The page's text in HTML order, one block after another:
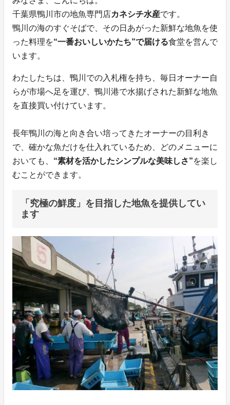
千葉県鴨川市の地魚専門店カネシチ水産です。
鴨川の海のすぐそばで、その日あがった新鮮な地魚を使
った料理を“一番おいしいかたち”で届ける食堂を営んで
います。
わたしたちは、鴨川での入札権を持ち、毎日オーナー自
らが市場へ足を運び、鴨川港で水揚げされた新鮮な地魚
を直接買い付けています。
長年鴨川の海と向き合い培ってきたオーナーの目利き
で、確かな魚だけを仕入れているため、どのメニューに
おいても、 “素材を活かしたシンプルな美味しさ”を楽し
むことができます。
「究極の鮮度」を目指した地魚を提供してい
ます